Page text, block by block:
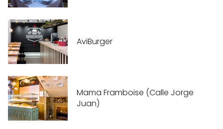
AviBurger
Mama Framboise (Calle Jorge
Juan)